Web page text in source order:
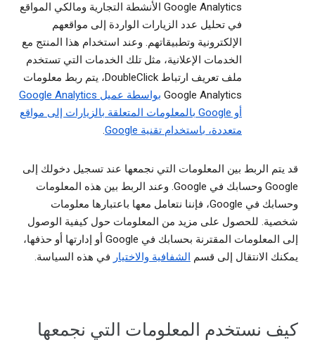
Google Analytics الأنشطة التجارية ومالكي المواقع
في تحليل عدد الزيارات الواردة إلى مواقعهم
الإلكترونية وتطبيقاتهم. وعند استخدام هذا المنتج مع
الخدمات الإعلانية، مثل تلك الخدمات التي تستخدم
ملف تعريف ارتباط DoubleClick، يتم ربط معلومات
Google Analytics
بواسطة عميل Google Analytics
أو Google بالمعلومات المتعلقة بالزيارات إلى مواقع
متعددة، باستخدام تقنية Google
.
قد يتم الربط بين المعلومات التي نجمعها عند تسجيل دخولك إلى
Google وحسابك في Google. وعند الربط بين هذه المعلومات
وحسابك في Google، فإننا نتعامل معها باعتبارها معلومات
شخصية. للحصول على مزيد من المعلومات حول كيفية الوصول
إلى المعلومات المقترنة بحسابك في Google أو إدارتها أو حذفها،
يمكنك الانتقال إلى قسم الشفافية والاختيار في هذه السياسة.
كيف نستخدم المعلومات التي نجمعها